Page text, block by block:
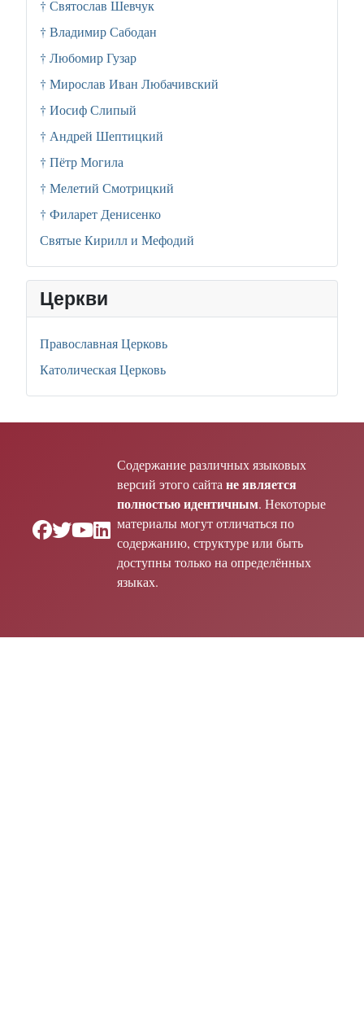
† Святослав Шевчук
† Владимир Сабодан
† Любомир Гузар
† Мирослав Иван Любачивский
† Иосиф Слипый
† Андрей Шептицкий
† Пётр Могила
† Мелетий Смотрицкий
† Филарет Денисенко
Святые Кирилл и Мефодий
Церкви
Православная Церковь
Католическая Церковь
Содержание различных языковых
версий этого сайта не является
полностью идентичным. Некоторые
материалы могут отличаться по
содержанию, структуре или быть
доступны только на определённых
языках.